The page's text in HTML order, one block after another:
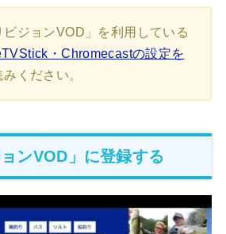
ビジョンVOD」を利用している
・Chromecastの設定を
みください。
ンVOD」に登録する